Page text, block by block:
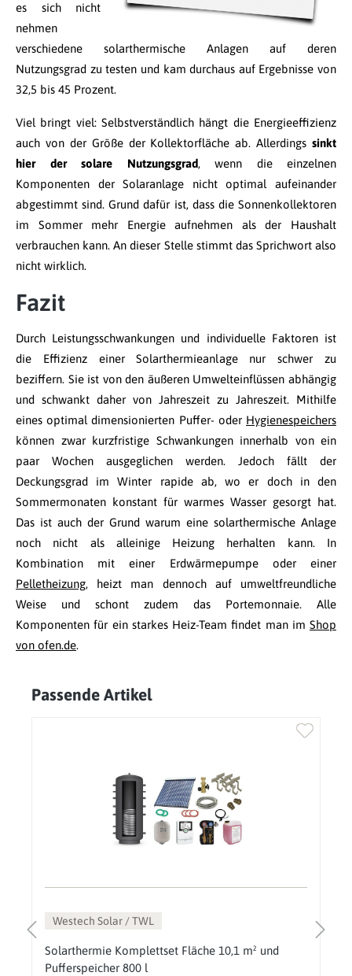
es sich nicht
nehmen
verschiedene solarthermische Anlagen auf deren
Nutzungsgrad zu testen und kam durchaus auf Ergebnisse von
32,5 bis 45 Prozent.
Viel bringt viel: Selbstverständlich hängt die Energieeffizienz
auch von der Größe der Kollektorfläche ab. Allerdings sinkt
hier der solare Nutzungsgrad, wenn die einzelnen
Komponenten der Solaranlage nicht optimal aufeinander
abgestimmt sind. Grund dafür ist, dass die Sonnenkollektoren
im Sommer mehr Energie aufnehmen als der Haushalt
verbrauchen kann. An dieser Stelle stimmt das Sprichwort also
nicht wirklich.
Fazit
Durch Leistungsschwankungen und individuelle Faktoren ist
die Effizienz einer Solarthermieanlage nur schwer zu
beziffern. Sie ist von den äußeren Umwelteinflüssen abhängig
und schwankt daher von Jahreszeit zu Jahreszeit. Mithilfe
eines optimal dimensionierten Puffer- oder Hygienespeichers
können zwar kurzfristige Schwankungen innerhalb von ein
paar Wochen ausgeglichen werden. Jedoch fällt der
Deckungsgrad im Winter rapide ab, wo er doch in den
Sommermonaten konstant für warmes Wasser gesorgt hat.
Das ist auch der Grund warum eine solarthermische Anlage
noch nicht als alleinige Heizung herhalten kann. In
Kombination mit einer Erdwärmepumpe oder einer
Pelletheizung, heizt man dennoch auf umweltfreundliche
Weise und schont zudem das Portemonnaie. Alle
Komponenten für ein starkes Heiz-Team findet man im Shop
von ofen.de.
Produktgalerie überspringen
Passende Artikel
Westech Solar / TWL
Solarthermie Komplettset Fläche 10,1 m² und
Pufferspeicher 800 l